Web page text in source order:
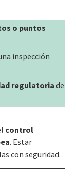
o puntos
inspección
regulatoriade
control
. Estar
con seguridad.